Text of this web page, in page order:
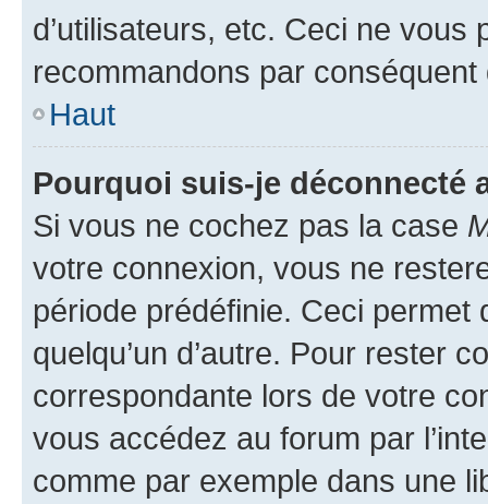
d’utilisateurs, etc. Ceci ne vous
recommandons par conséquent
Haut
Pourquoi suis-je déconnecté
Si vous ne cochez pas la case
votre connexion, vous ne
période prédéfinie. Ceci permet
quelqu’un d’autre. Pour rester
correspondante lors de votre
vous accédez au forum par
comme par exemple dans une